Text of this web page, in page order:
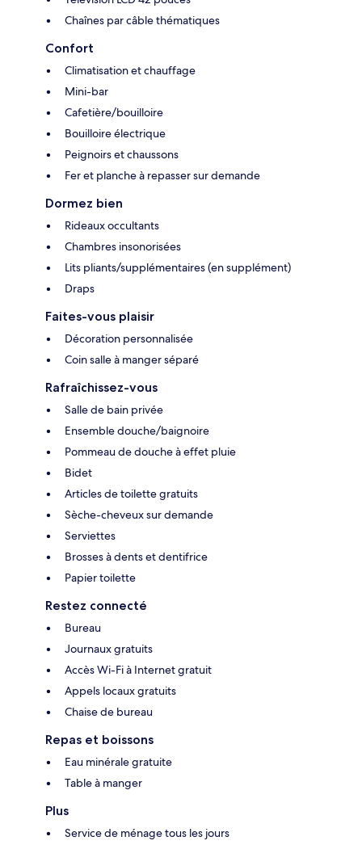
Chaînes par câble thématiques
Confort
Climatisation et chauffage
Mini-bar
Cafetière/bouilloire
Bouilloire électrique
Peignoirs et chaussons
Fer et planche à repasser sur demande
Dormez bien
Rideaux occultants
Chambres insonorisées
Lits pliants/supplémentaires (en supplément)
Draps
Faites-vous plaisir
Décoration personnalisée
Coin salle à manger séparé
Rafraîchissez-vous
Salle de bain privée
Ensemble douche/baignoire
Pommeau de douche à effet pluie
Bidet
Articles de toilette gratuits
Sèche-cheveux sur demande
Serviettes
Brosses à dents et dentifrice
Papier toilette
Restez connecté
Bureau
Journaux gratuits
Accès Wi-Fi à Internet gratuit
Appels locaux gratuits
Chaise de bureau
Repas et boissons
Eau minérale gratuite
Table à manger
Plus
Service de ménage tous les jours